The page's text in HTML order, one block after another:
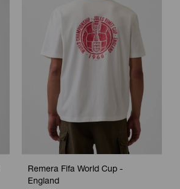
Remera Fifa World Cup -
England